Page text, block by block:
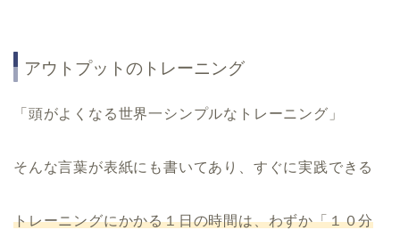
アウトプットのトレーニング
「頭がよくなる世界一シンプルなトレーニング」
そんな言葉が表紙にも書いてあり、すぐに実践できる
トレーニングにかかる１日の時間は、わずか「１０分